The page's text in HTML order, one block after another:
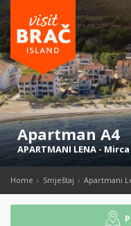
Apartman A4
APARTMANI LENA- Mirca
Home Smještaj Apartmani